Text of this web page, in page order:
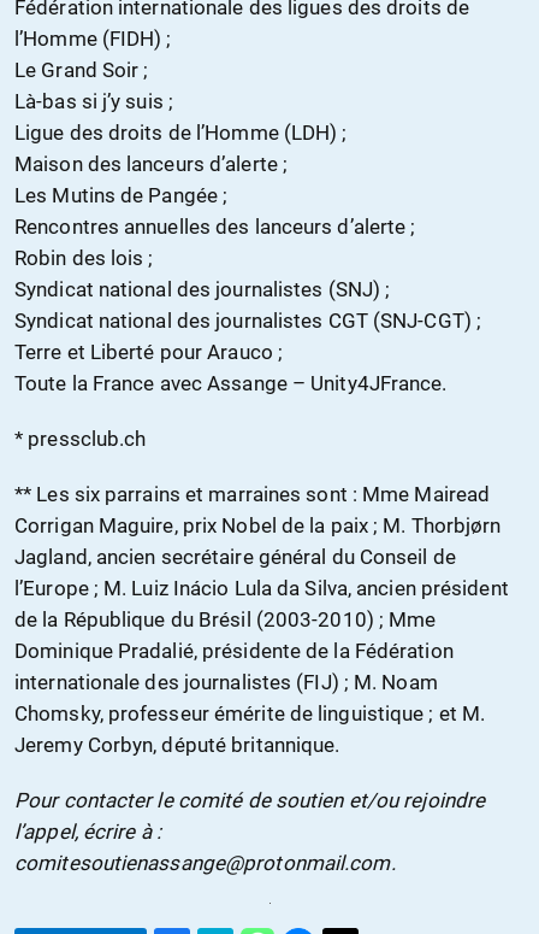
Fédération internationale des ligues des droits de
l’Homme (FIDH) ;
Le Grand Soir ;
Là-bas si j’y suis ;
Ligue des droits de l’Homme (LDH) ;
Maison des lanceurs d’alerte ;
Les Mutins de Pangée ;
Rencontres annuelles des lanceurs d’alerte ;
Robin des lois ;
Syndicat national des journalistes (SNJ) ;
Syndicat national des journalistes CGT (SNJ-CGT) ;
Terre et Liberté pour Arauco ;
Toute la France avec Assange – Unity4JFrance.
* pressclub.ch
** Les six parrains et marraines sont : Mme Mairead
Corrigan Maguire, prix Nobel de la paix ; M. Thorbjørn
Jagland, ancien secrétaire général du Conseil de
l’Europe ; M. Luiz Inácio Lula da Silva, ancien président
de la République du Brésil (2003-2010) ; Mme
Dominique Pradalié, présidente de la Fédération
internationale des journalistes (FIJ) ; M. Noam
Chomsky, professeur émérite de linguistique ; et M.
Jeremy Corbyn, député britannique.
Pour contacter le comité de soutien et/ou rejoindre
l’appel, écrire à :
comitesoutienassange@protonmail.com.